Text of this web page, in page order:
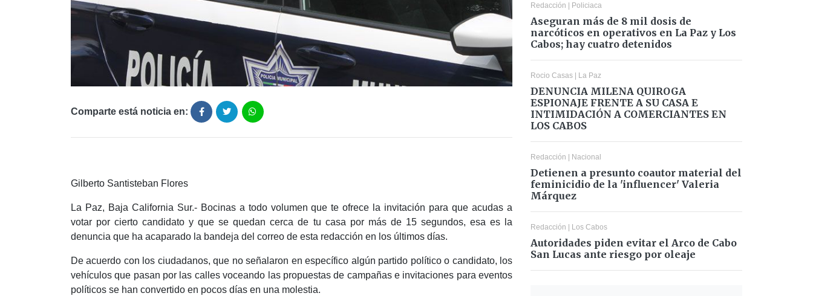
Comparte está noticia en:
Gilberto Santisteban Flores
La Paz, Baja California Sur.- Bocinas a todo volumen que te ofrece la invitación para que acudas a
votar por cierto candidato y que se quedan cerca de tu casa por más de 15 segundos, esa es la
denuncia que ha acaparado la bandeja del correo de esta redacción en los últimos días.
De acuerdo con los ciudadanos, que no señalaron en específico algún partido político o candidato, los
vehículos que pasan por las calles voceando las propuestas de campañas e invitaciones para eventos
políticos se han convertido en pocos días en una molestia.
Redacción | Policiaca
Aseguran más de 8 mil dosis de
narcóticos en operativos en La Paz y Los
Cabos; hay cuatro detenidos
Rocio Casas | La Paz
DENUNCIA MILENA QUIROGA
ESPIONAJE FRENTE A SU CASA E
INTIMIDACIÓN A COMERCIANTES EN
LOS CABOS
Redacción | Nacional
Detienen a presunto coautor material del
feminicidio de la 'influencer' Valeria
Márquez
Redacción | Los Cabos
Autoridades piden evitar el Arco de Cabo
San Lucas ante riesgo por oleaje